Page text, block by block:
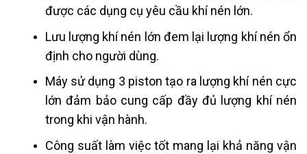
được các dụng cụ yêu cầu khí nén lớn.
Lưu lượng khí nén lớn đem lại lượng khí nén ổn
định cho người dùng.
Máy sử dụng 3 piston tạo ra lượng khí nén cực
lớn đảm bảo cung cấp đầy đủ lượng khí nén
trong khi vận hành.
Công suất làm việc tốt mang lại khả năng vận